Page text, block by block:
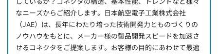
なニーズからご紹介します。日本航空電子工業株式会社
（JAE）は、長年にわたり培った技術開発力とものづくりの
ノウハウをもとに、メーカー様の製品開発スピードを加速さ
せるコネクタをご提案します。お客様の目的にあわせて最適